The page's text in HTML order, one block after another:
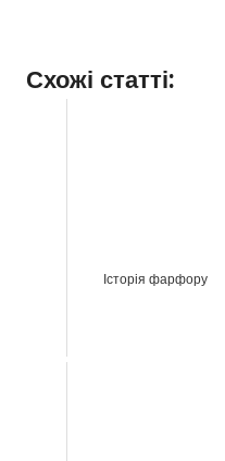
Схожі статті:
Історія фарфору